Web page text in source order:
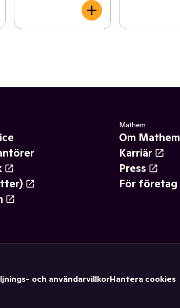
Mathem
Om Mathem
Karriär
Press
För företag
och användarvillkorHantera cookies